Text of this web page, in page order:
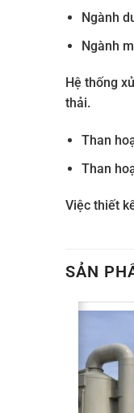
Ngành
Ngành
Hệ thống
thải.
Than
Than
Việc thiết
SẢN